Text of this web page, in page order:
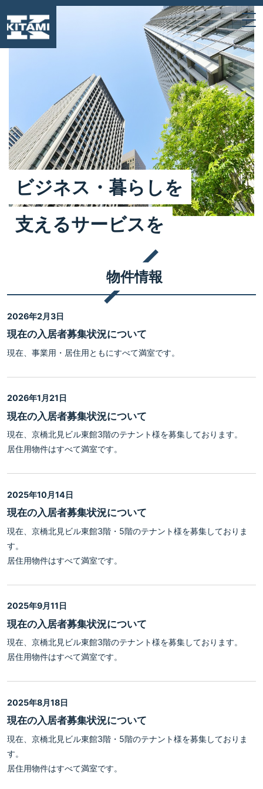
ビジネス ・ 暮ら しを
支え るサービスを
物件情報
2026年2月3日
現在の入居者募集状況について
現在、事業用・居住用ともにすべて満室です。
2026年1月21日
現在の入居者募集状況について
現在、京橋北見ビル東館3階のテナント様を募集しております。
居住用物件はすべて満室です。
2025年10月14日
現在の入居者募集状況について
現在、京橋北見ビル東館3階・5階のテナント様を募集しておりま
す。
居住用物件はすべて満室です。
2025年9月11日
現在の入居者募集状況について
現在、京橋北見ビル東館3階のテナント様を募集しております。
居住用物件はすべて満室です。
2025年8月18日
現在の入居者募集状況について
現在、京橋北見ビル東館3階・5階のテナント様を募集しておりま
す。
居住用物件はすべて満室です。